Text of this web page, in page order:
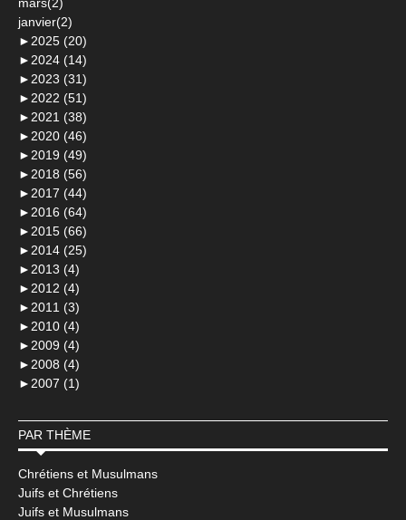
janvier(2)
► 2025 (20)
► 2024 (14)
► 2023 (31)
► 2022 (51)
► 2021 (38)
► 2020 (46)
► 2019 (49)
► 2018 (56)
► 2017 (44)
► 2016 (64)
► 2015 (66)
► 2014 (25)
► 2013 (4)
► 2012 (4)
► 2011 (3)
► 2010 (4)
► 2009 (4)
► 2008 (4)
► 2007 (1)
PAR THÈME
Chrétiens et Musulmans
Juifs et Chrétiens
Juifs et Musulmans